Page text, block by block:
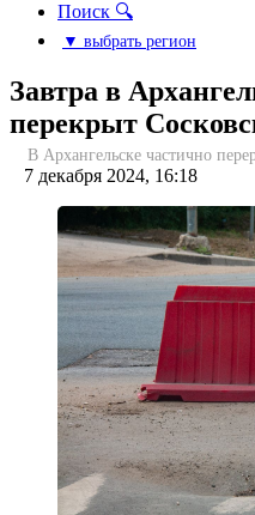
Поиск 🔍
▼ выбрать регион
Завтра в
перекрыт
В Архангельске частично
7 декабря 2024, 16:18